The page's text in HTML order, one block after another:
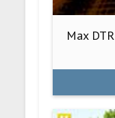
Max DTR